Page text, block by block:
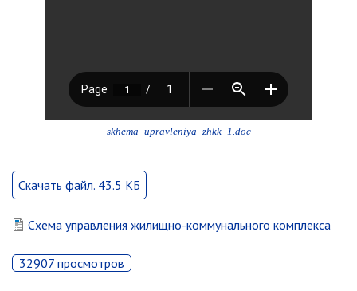
Старый и новый Партизанск
Книга «О геологах – с пристрастием»
Книга "Партизанск. Энергия времени."
Отчёты главы
skhema_upravleniya_zhkk_1.doc
Скачать файл. 43.5 КБ
Схема управления жилищно-коммунального комплекса
32907 просмотров